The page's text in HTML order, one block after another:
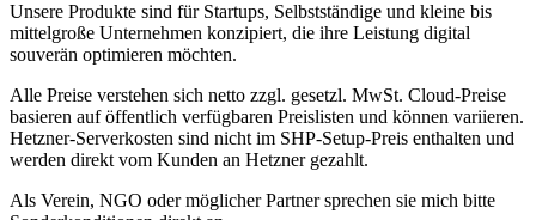
Unsere Produkte sind für Startups, Selbstständige und kleine bis
mittelgroße Unternehmen konzipiert, die ihre Leistung digital
souverän optimieren möchten.
Alle Preise verstehen sich netto zzgl. gesetzl. MwSt. Cloud-Preise
basieren auf öffentlich verfügbaren Preislisten und können variieren.
Hetzner-Serverkosten sind nicht im SHP-Setup-Preis enthalten und
werden direkt vom Kunden an Hetzner gezahlt.
Als Verein, NGO oder möglicher Partner sprechen sie mich bitte